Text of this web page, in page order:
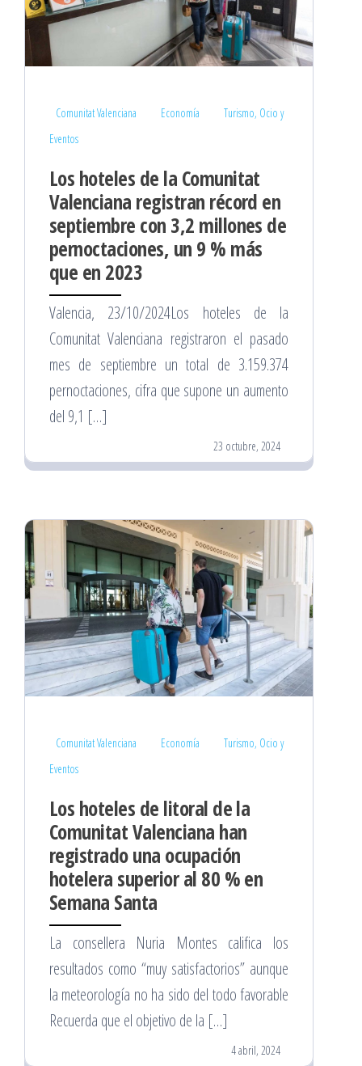
Comunitat Valenciana Economía
Turismo, Ocio y
Eventos
Los hoteles de la Comunitat
Valenciana registran récord en
septiembre con 3,2 millones de
pernoctaciones, un 9 % más
que en 2023
Valencia, 23/10/2024Los hoteles de la
Comunitat Valenciana registraron el pasado
mes de septiembre un total de 3.159.374
pernoctaciones, cifra que supone un aumento
del 9,1 […]
23 octubre, 2024
Comunitat Valenciana Economía
Turismo, Ocio y
Eventos
Los hoteles de litoral de la
Comunitat Valenciana han
registrado una ocupación
hotelera superior al 80 % en
Semana Santa
La consellera Nuria Montes califica los
resultados como “muy satisfactorios” aunque
la meteorología no ha sido del todo favorable
Recuerda que el objetivo de la […]
4 abril, 2024